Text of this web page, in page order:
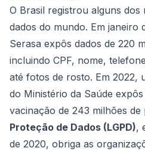
O Brasil registrou alguns dos
dados do mundo. Em janeiro
Serasa expôs dados de 220
incluindo CPF, nome,
até fotos de rosto. Em 2022,
do Ministério da Saúde
vacinação de 243 milhões de
Proteção de Dados (LGPD),
de 2020, obriga as